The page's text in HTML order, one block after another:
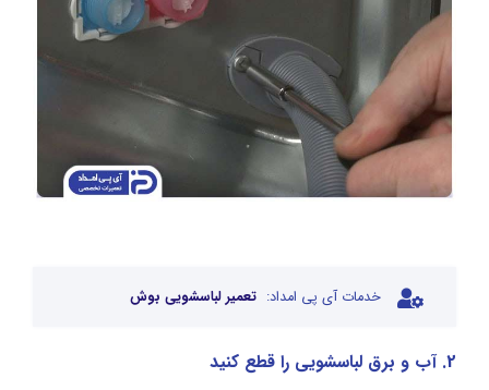
خدمات آی پی امداد: تعمیر لباسشویی بوش
2. آب و برق لباسشویی را قطع کنید